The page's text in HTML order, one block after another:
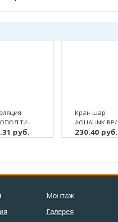
ТИ-
2 м, (2/80
руб.
Кран шар
AQUALINK ВР/
НР 3/4"
латунь (5/80)
230.40 руб.
Монтаж
Галерея